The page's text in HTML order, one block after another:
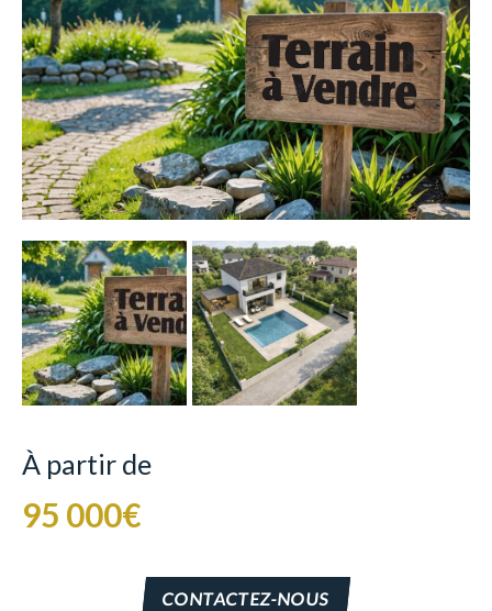
À partir de
95 000€
CONTACTEZ-NOUS